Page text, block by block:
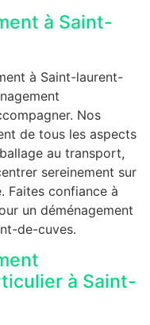
à Saint-
à Saint-laurent-
Nos
de tous les aspects
au transport,
sereinement sur
Faites confiance à
un déménagement
de-cuves.
à Saint-